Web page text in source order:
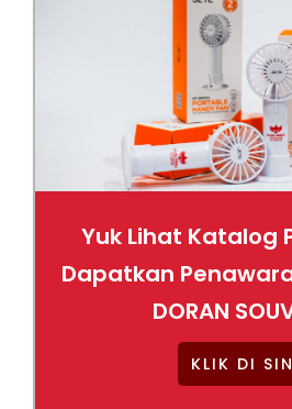
Yuk Lihat Katalog
Dapatkan
DORAN
KLIK DI